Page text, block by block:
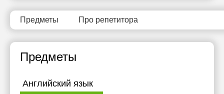
Предметы Про репетитора
Предметы
Английский язык
15:00
15:30
16:30
17:00
15:00
15:30
17:00